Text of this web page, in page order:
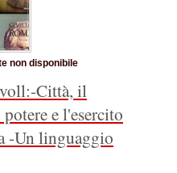
non disponibile
-Città, il
e l'esercito
-Un linguaggio